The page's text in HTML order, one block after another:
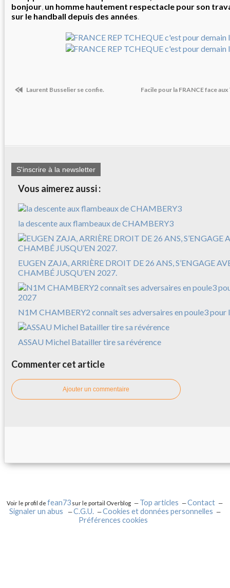
bonjour, un homme hautement respectacle pour son
sur le handball depuis des années.
Laurent Busselier se confie. Facile pour la FRANCE face
S'inscrire à la newsletter
Vous aimerez aussi :
la descente aux flambeaux de CHAMBERY3
EUGEN ZAJA, ARRIÈRE DROIT DE 26 ANS, S’ENGAGE
CHAMBÉ JUSQU’EN 2027.
N1M CHAMBERY2 connaît ses adversaires en poule3 pour
ASSAU Michel Batailler tire sa révérence
Commenter cet article
Ajouter un commentaire
Voir le profil defean73 sur le portail Overblog Top articles
Contact
Signaler un abus
C.G.U.
Cookies et données personnelles
Préférences cookies